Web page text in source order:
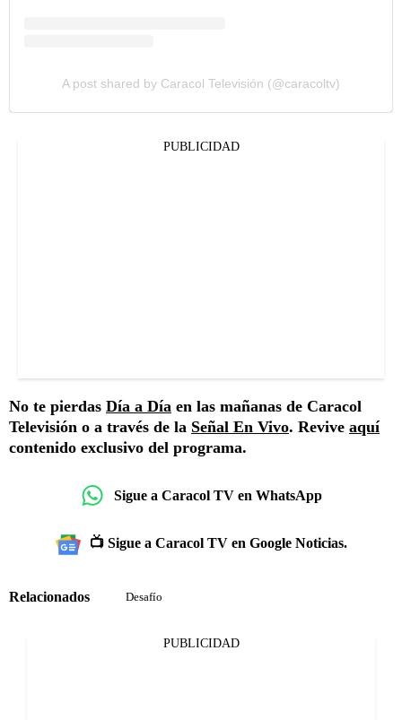
A post shared by Caracol Televisión (@caracoltv)
PUBLICIDAD
No te pierdas Día a Día en las mañanas de Caracol
Televisión o a través de la Señal En Vivo. Revive aquí
contenido exclusivo del programa.
Sigue a Caracol TV en WhatsApp
📺 Sigue a Caracol TV en Google Noticias.
Relacionados Desafío
PUBLICIDAD